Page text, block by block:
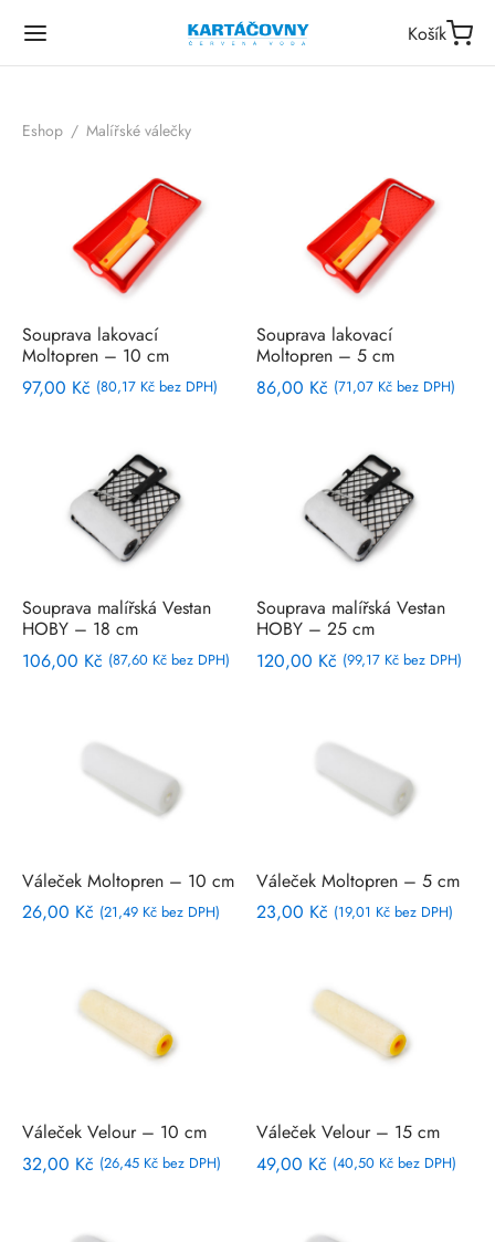
Košík
Eshop / Malířské válečky
Souprava lakovací
Moltopren – 10 cm
97,00 Kč (80,17 Kč bez DPH)
Souprava lakovací
Moltopren – 5 cm
86,00 Kč (71,07 Kčbez DPH)
Souprava malířská Vestan
HOBY – 18 cm
106,00 Kč (87,60 Kč bez DPH)
Souprava malířská Vestan
HOBY – 25 cm
120,00 Kč (99,17 Kčbez DPH)
Váleček Moltopren – 10 cm
26,00 Kč (21,49 Kč bez DPH)
Váleček Moltopren – 5 cm
23,00 Kč (19,01 Kčbez DPH)
Váleček Velour – 10 cm
32,00 Kč (26,45 Kč bez DPH)
Váleček Velour – 15 cm
49,00 Kč (40,50 Kčbez DPH)